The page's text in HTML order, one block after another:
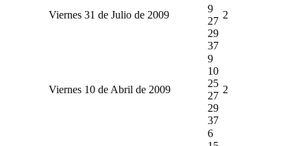
Viernes 31 de Julio de 2009
9
27
29
37
2
Viernes 10 de Abril de 2009
9
10
25
27
29
37
2
6